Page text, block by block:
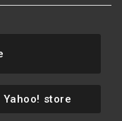
Yahoo! store